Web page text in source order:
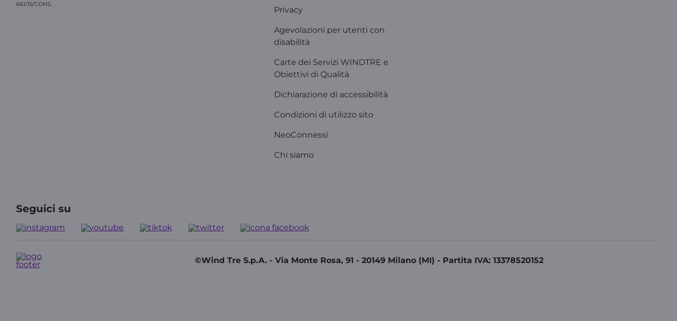
661/15/CONS.
Privacy
Agevolazioni per utenti con
disabilità
Carte dei Servizi WINDTRE e
Obiettivi di Qualità
Dichiarazione di accessibilità
Condizioni di utilizzo sito
NeoConnessi
Chi siamo
Seguici su
©Wind Tre S.p.A. - Via Monte Rosa, 91 - 20149 Milano (MI) - Partita IVA: 13378520152